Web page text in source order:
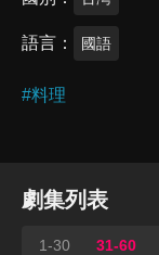
語言 國語
#料理
劇集列表
1-30 31-60